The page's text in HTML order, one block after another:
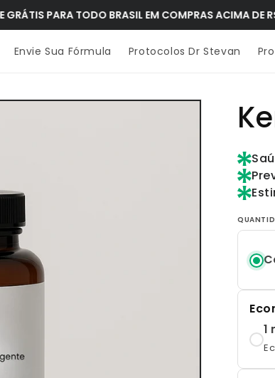
PARA TODO BRASIL EM COMPRAS ACIMA DE R$350
Envie Sua Fórmula Protocolos Dr Stevan
1